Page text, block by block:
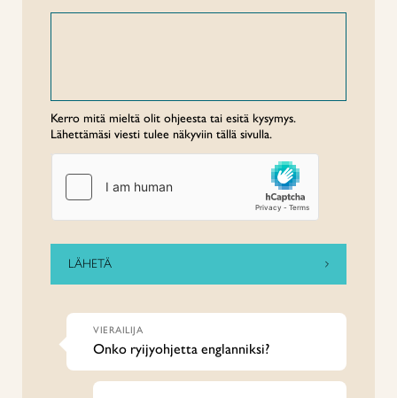
Kerro mitä mieltä olit ohjeesta tai esitä kysymys.
Lähettämäsi viesti tulee näkyviin tällä sivulla.
VIERAILIJA
Onko ryijyohjetta englanniksi?